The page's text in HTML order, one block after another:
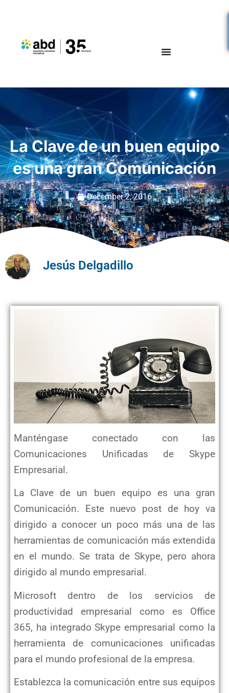
La Clave de un buen equipo
es una gran Comunicación
December 2, 2016
Jesús Delgadillo
Manténgase conectado con las
Comunicaciones Unificadas de Skype
Empresarial.
La Clave de un buen equipo es una gran
Comunicación. Este nuevo post de hoy va
dirigido a conocer un poco más una de las
herramientas de comunicación más extendida
en el mundo. Se trata de Skype, pero ahora
dirigido al mundo empresarial.
Microsoft dentro de los servicios de
productividad empresarial como es Office
365, ha integrado Skype empresarial como la
herramienta de comunicaciones unificadas
para el mundo profesional de la empresa.
Establezca la comunicación entre sus equipos